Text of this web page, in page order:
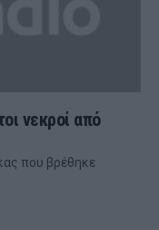
νεκροί από
που βρέθηκε